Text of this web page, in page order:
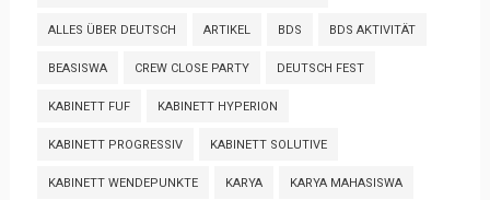
ALLES ÜBER DEUTSCH ARTIKEL BDS BDS AKTIVITÄT
BEASISWA CREW CLOSE PARTY DEUTSCH FEST
KABINETT FUF KABINETT HYPERION
KABINETT PROGRESSIV KABINETT SOLUTIVE
KABINETT WENDEPUNKTE KARYA KARYA MAHASISWA